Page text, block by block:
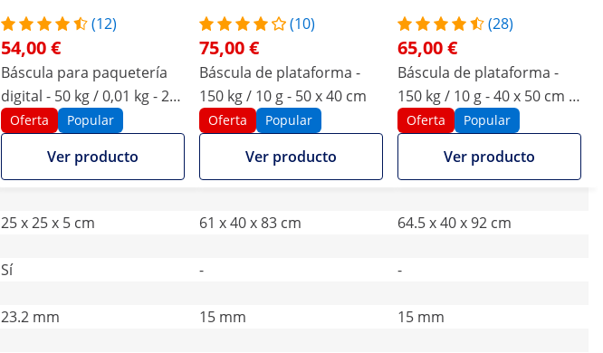
(12)
54,00 €
Báscula para paquetería
digital - 50 kg / 0,01 kg - 25
x 25 cm - LCD externa
Oferta Popular
Ver producto
(10)
75,00 €
Báscula de plataforma -
150 kg / 10 g - 50 x 40 cm
Oferta Popular
Ver producto
(28)
65,00 €
Báscula de plataforma -
150 kg / 10 g - 40 x 50 cm -
plegable
Oferta Popular
Ver producto
25 x 25 x 5 cm 61 x 40 x 83 cm
64.5 x 40 x 92 cm
Sí -
-
23.2 mm 15 mm
15 mm